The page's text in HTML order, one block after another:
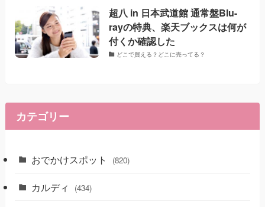
超八 in 日本武道館 通常盤Blu-
rayの特典、楽天ブックスは何が
付くか確認した
どこで買える？どこに売ってる？
カテゴリー
おでかけスポット (820)
カルディ (434)